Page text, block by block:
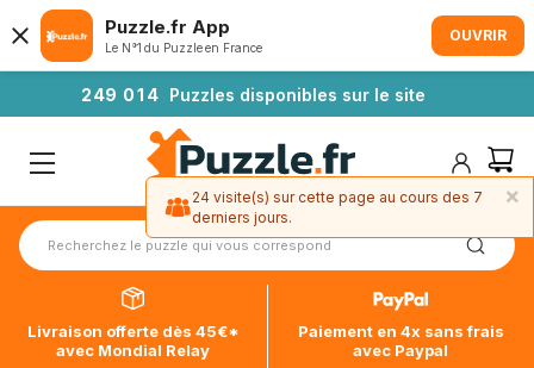
249 01 4 Puzzles disponibles sur le site
Livraison offerte dès 45€*
avec Mondial Relay
Paiement en 4x sans frais
avec Paypal
Puzzle.fr App
Le N°1 du Puzzle en France
OUVRIR
×
24 visite(s) sur cette page au cours des 7
derniers jours.